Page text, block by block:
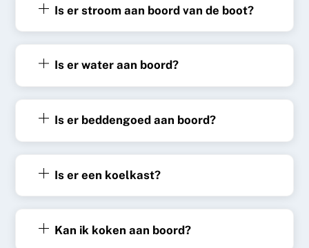
Is er stroom aan boord van de boot?
Is er water aan boord?
Is er beddengoed aan boord?
Is er een koelkast?
Kan ik koken aan boord?